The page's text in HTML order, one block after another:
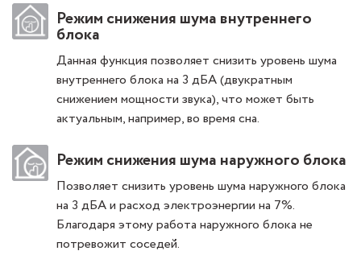
Режим снижения шума внутреннего
блока
Данная функция позволяет снизить уровень шума
внутреннего блока на 3 дБА (двукратным
снижением мощности звука), что может быть
актуальным, например, во время сна.
Режим снижения шума наружного блока
Позволяет снизить уровень шума наружного блока
на 3 дБА и расход электроэнергии на 7%.
Благодаря этому работа наружного блока не
потревожит соседей.